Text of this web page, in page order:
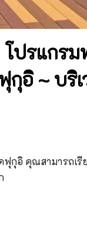
ปรแกรม
กุอิ ~ บริ
ฟุกุอิ คุณสามารถเรี